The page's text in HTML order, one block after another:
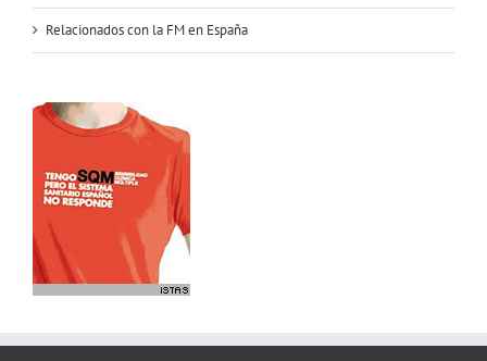
Relacionados con la FM en España